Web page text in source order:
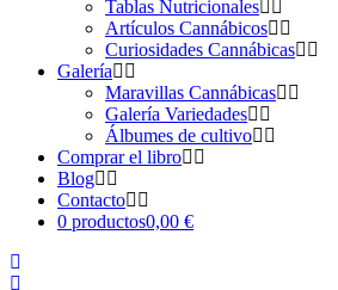
Tablas Nutricionales
Artículos Cannábicos
Curiosidades Cannábicas
Galería
Maravillas Cannábicas
Galería Variedades
Álbumes de cultivo
Comprar el libro
Blog
Contacto
0 productos0,00 €